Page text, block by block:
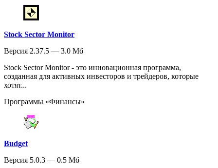
Stock Sector Monitor
Версия 2.37.5 — 3.0 Мб
Stock Sector Monitor - это инновационная программа,
созданная для активных инвесторов и трейдеров, которые
хотят...
Программы «Финансы»
Budget
Версия 5.0.3 — 0.5 Мб